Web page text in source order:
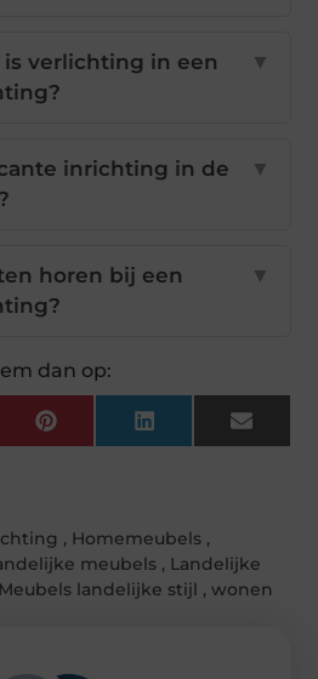
verlichting in een
▼
inrichting in de
▼
horen bij een
▼
dan op:
PinterestLinkedInEmail
, Homemeubels ,
meubels , Landelijke
Meubels landelijke stijl ,wonen